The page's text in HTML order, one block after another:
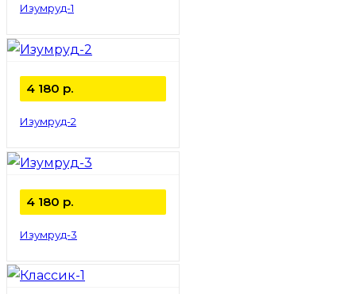
Изумруд-1
4 180 р.
Изумруд-2
4 180 р.
Изумруд-3